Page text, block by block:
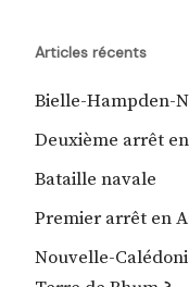
Articles récents
Bielle-Hampden-
Deuxième arrêt
Bataille navale
Premier arrêt en
Nouvelle-